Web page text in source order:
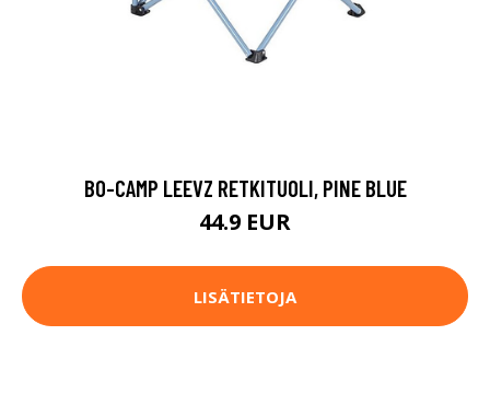
BO-CAMP LEEVZ RETKITUOLI, PINE BLUE
44.9 EUR
LISÄTIETOJA